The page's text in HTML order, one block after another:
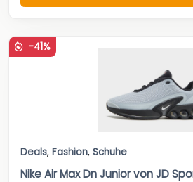
-41%
Deals, Fashion, Schuhe
Nike Air Max Dn Junior von JD